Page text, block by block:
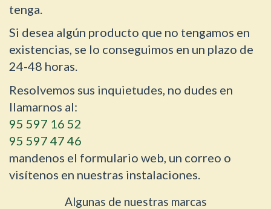
tenga.
Si desea algún producto que no tengamos en
existencias, se lo conseguimos en un plazo de
24-48 horas.
Resolvemos sus inquietudes, no dudes en
llamarnos al:
95 597 16 52
95 597 47 46
mandenos el formulario web, un correo o
visítenos en nuestras instalaciones.
Algunas de nuestras marcas